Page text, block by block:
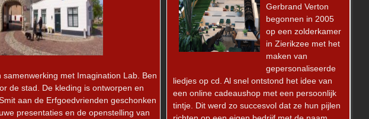
met Imagination Lab. Ben
de stad. De kleding is ontworpen en
aan de Erfgoedvrienden geschonken
presentaties en de openstelling van
Gerbrand Verton
begonnen in 2005
op een zolderkamer
in Zierikzee met het
maken van
gepersonaliseerde
liedjes op cd. Al snel ontstond het idee van
een online cadeaushop met een persoonlijk
tintje. Dit werd zo succesvol dat ze hun pijlen